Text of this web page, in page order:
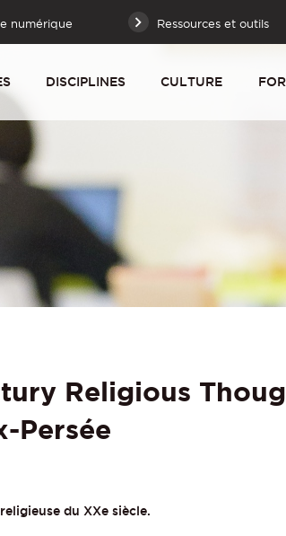
numérique Ressources et outils
DISCIPLINES CULTURE
Religious
Persée
du XXe siècle.